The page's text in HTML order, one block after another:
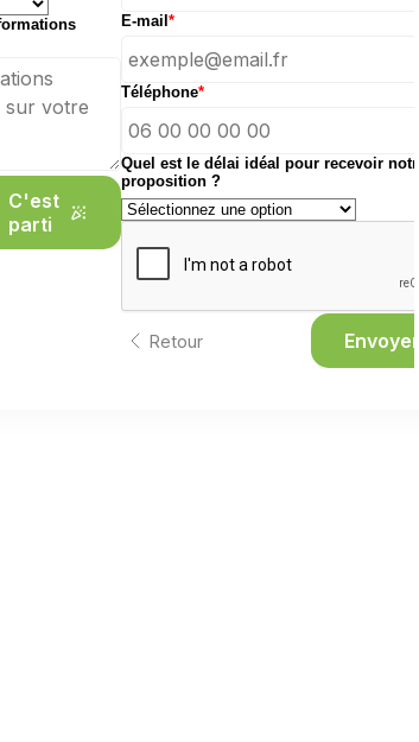
C'est
parti
E-mail *
Téléphone*
Quel est le délai idéal pour recevoir notre
proposition ?
Retour Envoyer